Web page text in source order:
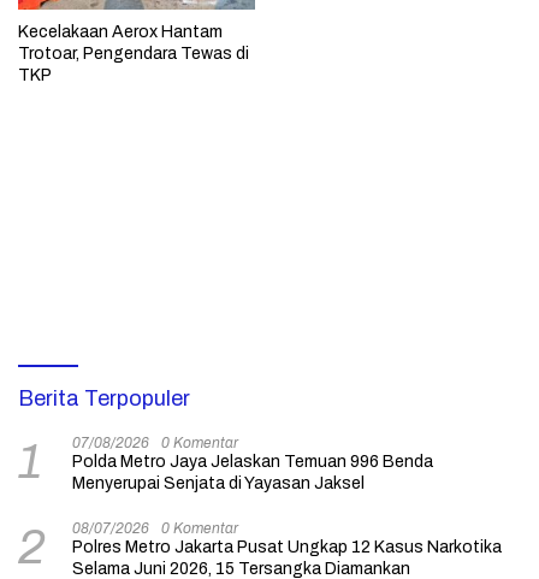
Kecelakaan Aerox Hantam
Trotoar, Pengendara Tewas di
TKP
Berita Terpopuler
1 07/08/2026 0 Komentar
Polda Metro Jaya Jelaskan Temuan 996 Benda
Menyerupai Senjata di Yayasan Jaksel
2 08/07/2026 0 Komentar
Polres Metro Jakarta Pusat Ungkap 12 Kasus Narkotika
Selama Juni 2026, 15 Tersangka Diamankan